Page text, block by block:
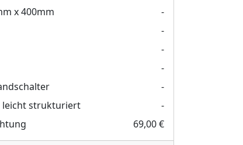
x 400mm
-
-
-
-
-
leicht strukturiert
-
69,00 €